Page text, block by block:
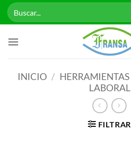
Saltar
Buscar
por:
INICIO / HERRAMIENTAS
LABORAL
FILTRAR